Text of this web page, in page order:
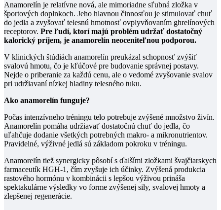
Anamorelín je relatívne nová, ale mimoriadne sľubná zložka v
športových doplnkoch. Jeho hlavnou činnosťou je stimulovať chuť
do jedla a zvyšovať telesnú hmotnosť ovplyvňovaním ghrelínových
receptorov. Pre ľudí, ktorí majú problém udržať dostatočný
kalorický príjem, je anamorelín neoceniteľnou podporou.
V klinických štúdiách anamorelín preukázal schopnosť zvýšiť
svalovú hmotu, čo je kľúčové pre budovanie správnej postavy.
Nejde o priberanie za každú cenu, ale o vedomé zvyšovanie svalov
pri udržiavaní nízkej hladiny telesného tuku.
Ako anamorelín funguje?
Počas intenzívneho tréningu telo potrebuje zvýšené množstvo živín.
Anamorelín pomáha udržiavať dostatočnú chuť do jedla, čo
uľahčuje dodanie všetkých potrebných makro- a mikronutrientov.
Pravidelné, výživné jedlá sú základom pokroku v tréningu.
Anamorelín tiež synergicky pôsobí s ďalšími zložkami švajčiarskych
farmaceutík HGH-1, čím zvyšuje ich účinky. Zvýšená produkcia
rastového hormónu v kombinácii s lepšou výživou prináša
spektakulárne výsledky vo forme zvýšenej sily, svalovej hmoty a
zlepšenej regenerácie.